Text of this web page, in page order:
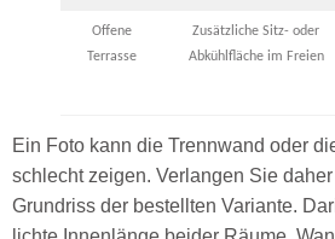
Offene
Terrasse
Zusätzliche Sitz- oder
Abkühlfläche im Freien
Ein Foto kann die Trennwand oder
schlecht zeigen. Verlangen Sie
Grundriss der bestellten Variante.